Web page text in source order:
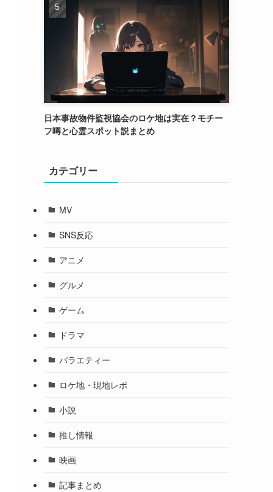
日本事故物件監視協会のロケ地は実在？モチー
フ噂と心霊スポット説まとめ
カテゴリー
MV
SNS反応
アニメ
グルメ
ゲーム
ドラマ
バラエティー
ロケ地・現地レポ
小説
推し情報
映画
記事まとめ